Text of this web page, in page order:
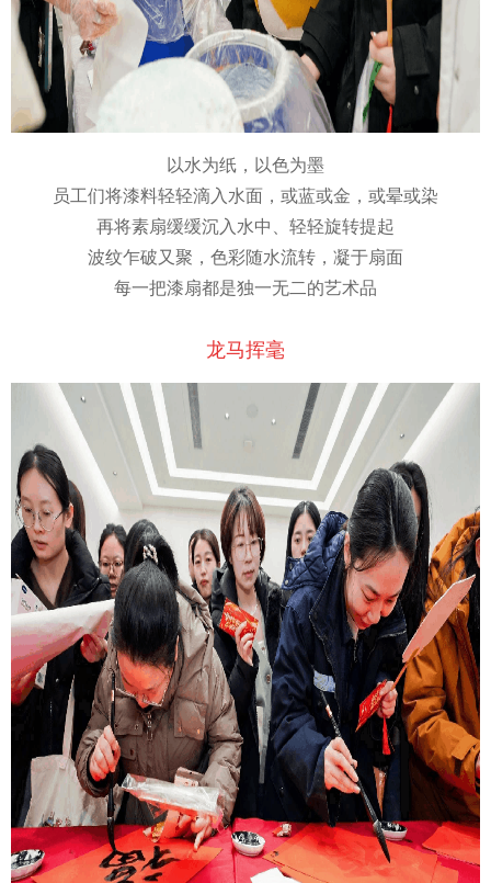
以水为纸，以色为墨
员工们将漆料轻轻滴入水面，或蓝或金，或晕或染
再将素扇缓缓沉入水中、轻轻旋转提起
波纹乍破又聚，色彩随水流转，凝于扇面
每一把漆扇都是独一无二的艺术品
龙马挥毫